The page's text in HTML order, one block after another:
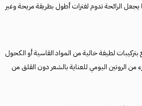
الرائحة تدوم لفترات أطول بطريقة مريحة وغير
لطيفة خالية من المواد القاسية أو الكحول
الروتين اليومي للعناية بالشعر دون القلق من